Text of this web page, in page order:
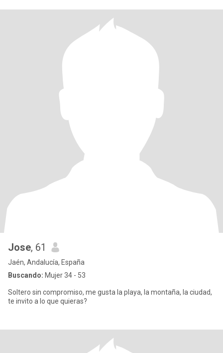
Jose, 61
Jaén, Andalucía, España
Buscando: Mujer 34 - 53
Soltero sin compromiso, me gusta la playa, la montaña, la ciudad,
te invito a lo que quieras?